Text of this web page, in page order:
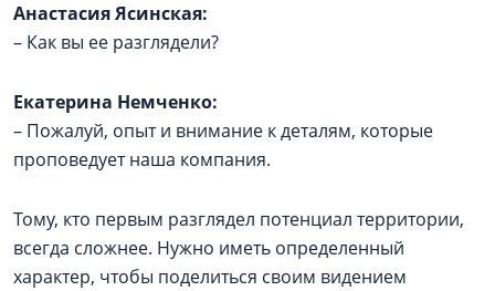
Анастасия Ясинская:
– Как вы ее разглядели?
Екатерина Немченко:
– Пожалуй, опыт и внимание к деталям, которые
проповедует наша компания.
Тому, кто первым разглядел потенциал территории,
всегда сложнее. Нужно иметь определенный
характер, чтобы поделиться своим видением